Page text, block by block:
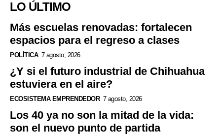
LO ÚLTIMO
Más escuelas renovadas: fortalecen
espacios para el regreso a clases
POLÍTICA 7 agosto, 2026
¿Y si el futuro industrial de Chihuahua
estuviera en el aire?
ECOSISTEMA EMPRENDEDOR 7 agosto, 2026
Los 40 ya no son la mitad de la vida:
son el nuevo punto de partida